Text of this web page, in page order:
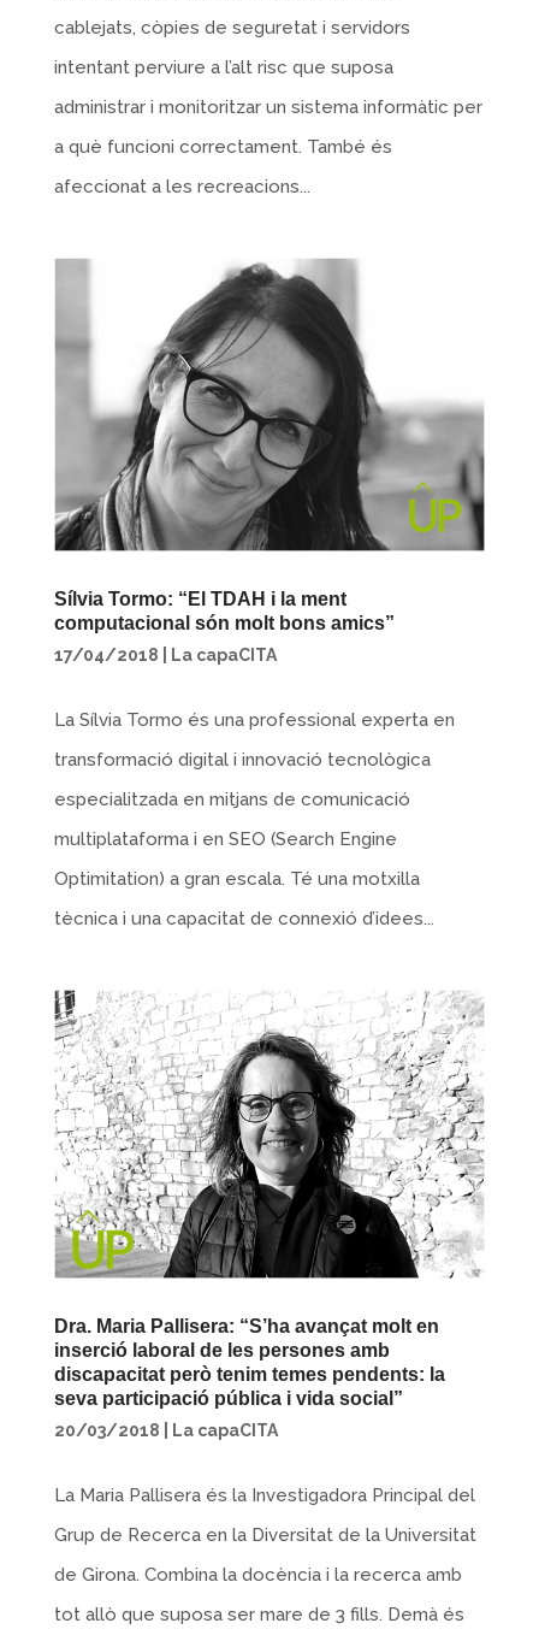
cablejats, còpies de seguretat i servidors
intentant perviure a l’alt risc que suposa
administrar i monitoritzar un sistema informàtic per
a què funcioni correctament. També és
afeccionat a les recreacions...
Sílvia Tormo: “El TDAH i la ment
computacional són molt bons amics”
17/04/2018 La capaCITA
La Sílvia Tormo és una professional experta en
transformació digital i innovació tecnològica
especialitzada en mitjans de comunicació
multiplataforma i en SEO (Search Engine
Optimitation) a gran escala. Té una motxilla
tècnica i una capacitat de connexió d’idees...
Dra. Maria Pallisera: “S’ha avançat molt en
inserció laboral de les persones amb
discapacitat però tenim temes pendents: la
seva participació pública i vida social”
20/03/2018 La capaCITA
La Maria Pallisera és la Investigadora Principal del
Grup de Recerca en la Diversitat de la Universitat
de Girona. Combina la docència i la recerca amb
tot allò que suposa ser mare de 3 fills. Demà és